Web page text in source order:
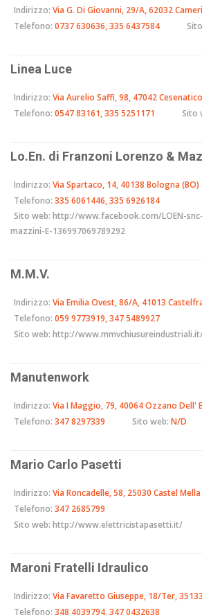
Indirizzo: Via G. Di Giovanni, 29/A, 62032
Telefono: 0737 630636, 335 6437584
Linea Luce
Indirizzo: Via Aurelio Saffi, 98, 47042 Cesenatico
Telefono: 0547 83161, 335 5251171 Sito
Lo.En. di Franzoni Lorenzo &
Indirizzo: Via Spartaco, 14, 40138 Bologna (BO)
Telefono: 335 6061446, 335 6926184
Sito web: http://www.facebook.com/LOEN-
mazzini-E-136997069789292
M.M.V.
Indirizzo: Via Emilia Ovest, 86/A, 41013
Telefono: 059 9773919, 347 5489927
Sito web: http://
Manutenwork
Indirizzo: Via I Maggio, 79, 40064 Ozzano Dell'
Telefono: 347 8297339 Sito web: N/D
Mario Carlo Pasetti
Indirizzo: Via Roncadelle, 58, 25030 Castel Mella
Telefono: 347 2685799
Sito web: http://www.elettricistapasetti.it/
Maroni Fratelli Idraulico
Indirizzo: Via Favaretto Giuseppe, 18/Ter,
Telefono: 348 4039794, 347 0432638